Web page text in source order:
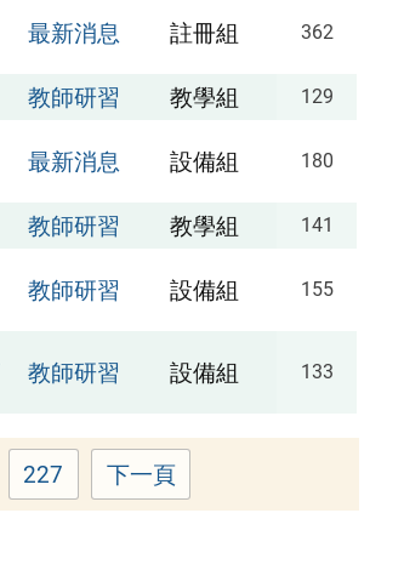
最新消息 註冊組 362
教師研習 教學組 129
最新消息 設備組 180
教師研習 教學組 141
教師研習 設備組 155
教師研習 設備組 133
Page
227 下一頁